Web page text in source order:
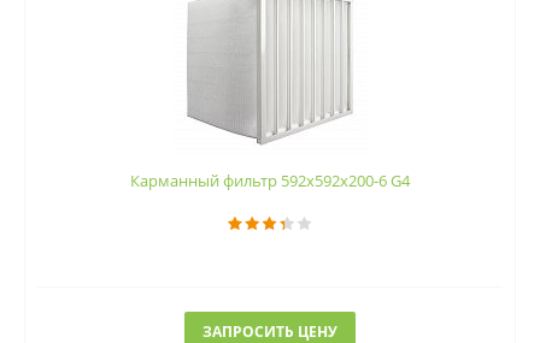
Карманный фильтр 592х592х200-6 G4
ЗАПРОСИТЬ ЦЕНУ